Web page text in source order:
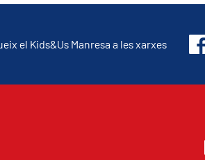
el Kids&Us Manresa a les xarxes